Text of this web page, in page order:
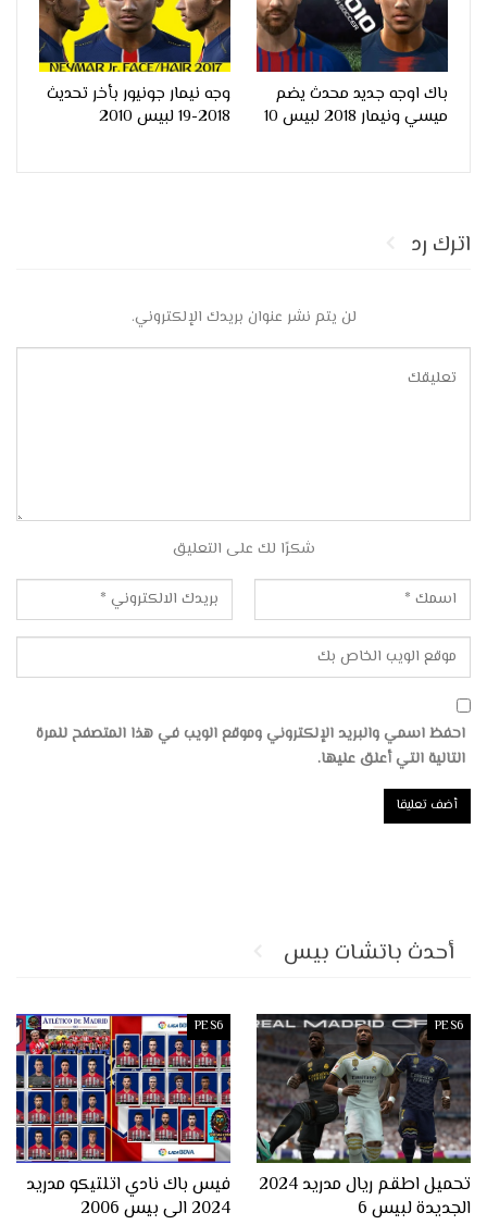
باك اوجه جديد محدث يضم
ميسي ونيمار 2018 لبيس 10
وجه نيمار جونيور بأخر تحديث
2018-19 لبيس 2010
اترك رد
لن يتم نشر عنوان بريدك الإلكتروني.
شكرًا لك على التعليق
احفظ اسمي والبريد الإلكتروني وموقع الويب في هذا المتصفح للمرة
التالية التي أعلق عليها.
أحدث باتشات بيس
PES6
تحميل اطقم ريال مدريد 2024
الجديدة لبيس 6
PES6
فيس باك نادي اتلتيكو مدريد
2024 الى بيس 2006